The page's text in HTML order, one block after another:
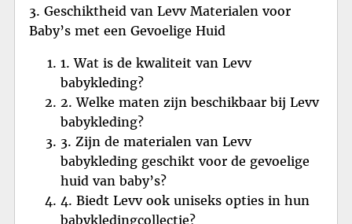
3. Geschiktheid van Levv Materialen voor
Baby’s met een Gevoelige Huid
1. Wat is de kwaliteit van Levv
babykleding?
2. Welke maten zijn beschikbaar bij Levv
babykleding?
3. Zijn de materialen van Levv
babykleding geschikt voor de gevoelige
huid van baby’s?
4. Biedt Levv ook uniseks opties in hun
babykledingcollectie?